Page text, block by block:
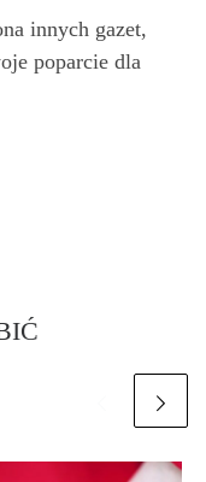
innych gazet,
poparcie dla